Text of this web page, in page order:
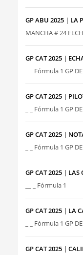
GP ABU 2025 | LA
MANCHA # 24
GP CAT 2025 |
_ _ Fórmula 1 GP
GP CAT 2025 |
_ _ Fórmula 1 GP
GP CAT 2025 |
_ _ Fórmula 1 GP
GP CAT 2025 | LAS
__ _ Fórmula 1
GP CAT 2025 | LA
_ _ Fórmula 1 GP
GP CAT 2025 |